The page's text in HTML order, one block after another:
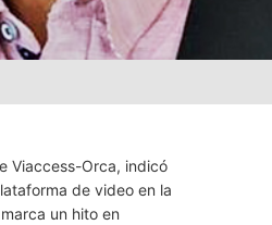
Viaccess-Orca, indicó
de video en la
un hito en